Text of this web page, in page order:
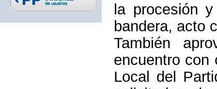
la procesión
bandera, acto
También
encuentro
Local del